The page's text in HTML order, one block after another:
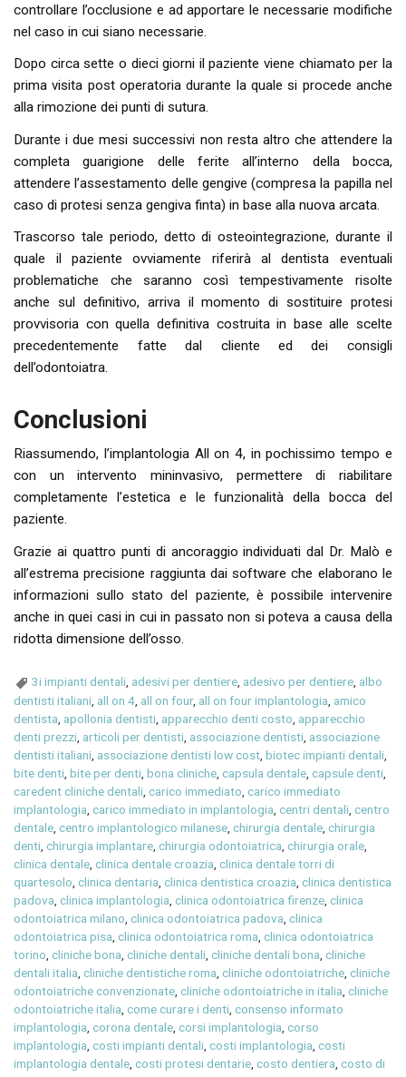
controllare l’occlusione e ad apportare le necessarie modifiche
nel caso in cui siano necessarie.
Dopo circa sette o dieci giorni il paziente viene chiamato per la
prima visita post operatoria durante la quale si procede anche
alla rimozione dei punti di sutura.
Durante i due mesi successivi non resta altro che attendere la
completa guarigione delle ferite all’interno della bocca,
attendere l’assestamento delle gengive (compresa la papilla nel
caso di protesi senza gengiva finta) in base alla nuova arcata.
Trascorso tale periodo, detto di osteointegrazione, durante il
quale il paziente ovviamente riferirà al dentista eventuali
problematiche che saranno così tempestivamente risolte
anche sul definitivo, arriva il momento di sostituire protesi
provvisoria con quella definitiva costruita in base alle scelte
precedentemente fatte dal cliente ed dei consigli
dell’odontoiatra.
Conclusioni
Riassumendo, l’implantologia All on 4, in pochissimo tempo e
con un intervento mininvasivo, permettere di riabilitare
completamente l’estetica e le funzionalità della bocca del
paziente.
Grazie ai quattro punti di ancoraggio individuati dal Dr. Malò e
all’estrema precisione raggiunta dai software che elaborano le
informazioni sullo stato del paziente, è possibile intervenire
anche in quei casi in cui in passato non si poteva a causa della
ridotta dimensione dell’osso.
3i impianti dentali adesivi per dentiere adesivo per dentiere albo
dentisti italiani all on 4 all on four, all on four implantologia amico
dentista apollonia dentisti apparecchio denti costo apparecchio
denti prezzi articoli per dentisti associazione dentisti associazione
dentisti italiani associazione dentisti low cost ,biotec impianti dentali
bite denti ,bite per denti ,bona cliniche ,capsula dentale ,capsule denti
caredent cliniche dentali ,carico immediato ,carico immediato
implantologia ,carico immediato in implantologia ,centri dentali ,centro
dentale ,centro implantologico milanese ,chirurgia dentale ,chirurgia
denti ,chirurgia implantare ,chirurgia odontoiatrica ,chirurgia orale
clinica dentale ,clinica dentale croazia ,clinica dentale torri di
quartesolo ,clinica dentaria ,clinica dentistica croazia ,clinica dentistica
padova ,clinica implantologia ,clinica odontoiatrica firenze ,clinica
odontoiatrica milano ,clinica odontoiatrica padova ,clinica
odontoiatrica pisa ,clinica odontoiatrica roma ,clinica odontoiatrica
torino ,cliniche bona ,cliniche dentali ,cliniche dentali bona ,cliniche
dentali italia ,cliniche dentistiche roma ,cliniche odontoiatriche ,cliniche
odontoiatriche convenzionate ,cliniche odontoiatriche in italia ,cliniche
odontoiatriche italia ,come curare i denti ,consenso informato
implantologia ,corona dentale ,corsi implantologia ,corso
implantologia ,costi impianti dentali ,costi implantologia ,costi
implantologia dentale ,costi protesi dentarie ,costo dentiera ,costo di